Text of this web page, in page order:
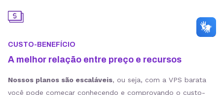
CUSTO-BENEFÍCIO
A melhor relação entre preço e recursos
Nossos planos são escaláveis, ou seja, com a VPS barata
você pode começar conhecendo e comprovando o custo-